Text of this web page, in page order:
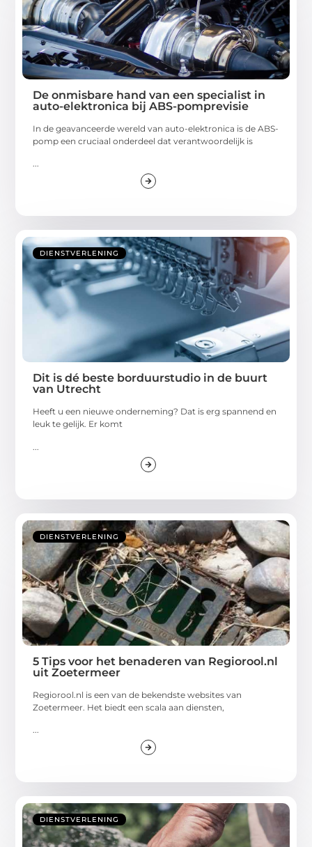
De onmisbare hand van een specialist in
auto-elektronica bij ABS-pomprevisie
In de geavanceerde wereld van auto-elektronica is de ABS-
pomp een cruciaal onderdeel dat verantwoordelijk is
...
DIENSTVERLENING
Dit is dé beste borduurstudio in de buurt
van Utrecht
Heeft u een nieuwe onderneming? Dat is erg spannend en
leuk te gelijk. Er komt
DIENSTVERLENING
5 Tips voor het benaderen van Regiorool.nl
uit Zoetermeer
Regiorool.nl is een van de bekendste websites van
Zoetermeer. Het biedt een scala aan diensten,
...
DIENSTVERLENING